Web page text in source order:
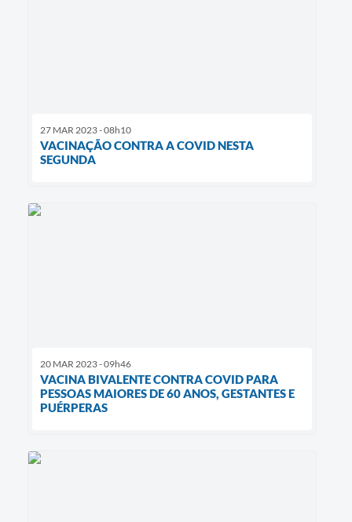
27 MAR 2023 - 08h10
VACINAÇÃO CONTRA A COVID NESTA
SEGUNDA
20 MAR 2023 - 09h46
VACINA BIVALENTE CONTRA COVID PARA
PESSOAS MAIORES DE 60 ANOS, GESTANTES E
PUÉRPERAS